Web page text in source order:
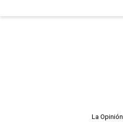
La Opinión